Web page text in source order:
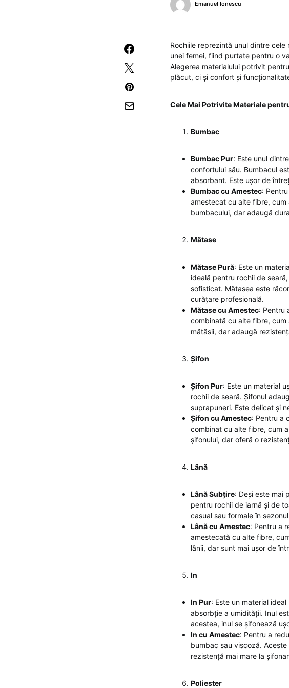
Emanuel Ionescu
Rochiile reprezintă unul dintre
unei femei, fiind purtate pentru o
Alegerea materialului potrivit
plăcut, ci și confort și
Cele Mai Potrivite Materiale
Bumbac
Bumbac Pur: Este unul
confortului său. Bumbacul
absorbant. Este ușor de
Bumbac cu Amestec:
amestecat cu alte fibre,
bumbacului, dar adaugă
Mătase
Mătase Pură: Este un
ideală pentru rochii de
sofisticat. Mătasea este
curățare profesională.
Mătase cu Amestec: Pentru
combinată cu alte fibre,
mătăsii, dar adaugă
Șifon
Șifon Pur: Este un material
rochii de seară. Șifonul
suprapuneri. Este delicat și
Șifon cu Amestec: Pentru a
combinat cu alte fibre, cum
șifonului, dar oferă o
Lână
Lână Subțire: Deși este mai
pentru rochii de iarnă și de
casual sau formale în
Lână cu Amestec: Pentru a
amestecată cu alte fibre,
lânii, dar sunt mai ușor de
In
In Pur: Este un material
absorbție a umidității. Inul
acestea, inul se șifonează
In cu Amestec: Pentru a
bumbac sau viscoză.
rezistență mai mare la
Poliester